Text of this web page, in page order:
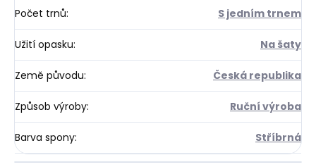
Počet trnů: S jedním trnem
Užití opasku: Na šaty
Země původu: Česká republika
Způsob výroby: Ruční výroba
Barva spony: Stříbrná